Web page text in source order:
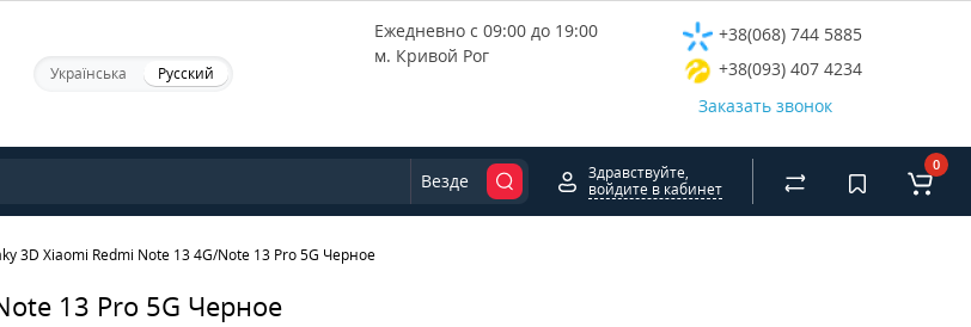
Українська Русский
Ежедневно с 09:00 до 19:00
м. Кривой Рог
+38(068) 744 5885
+38(093) 407 4234
Заказать звонок
Везде
Здравствуйте,
войдите в кабинет
0
3D Xiaomi Redmi Note 13 4G/Note 13 Pro 5G Черное
13 Pro 5G Черное